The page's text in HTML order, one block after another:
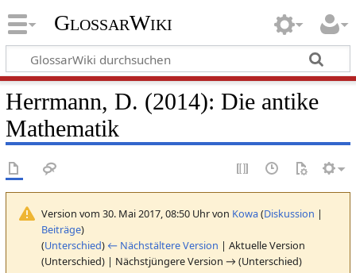
GlossarWiki
Herrmann, D. (2014): Die antike
Mathematik
Version vom 30. Mai 2017, 08:50 Uhr von Kowa(Diskussion |
Beiträge)
(Unterschied) ← Nächstältere Version | Aktuelle Version
(Unterschied) | Nächstjüngere Version → (Unterschied)